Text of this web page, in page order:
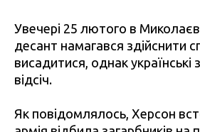
Увечері 25 лютого в
десант намагався здійснити
висадитися, однак українські
відсіч.
Як повідомлялось, Херсон